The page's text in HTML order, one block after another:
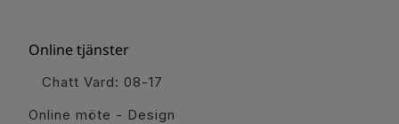
Online tjänster
Chatt Vard: 08-17
Online möte - Design